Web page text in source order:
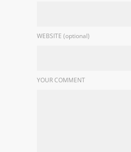
WEBSITE (optional)
YOUR COMMENT